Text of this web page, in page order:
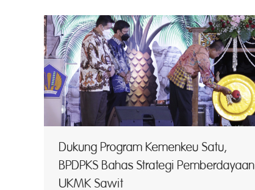
Dukung Program Kemenkeu Satu,
BPDPKS Bahas Strategi Pemberdayaan
UKMK Sawit